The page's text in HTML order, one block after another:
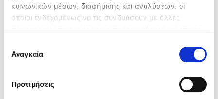
κοινωνικών μέσων, διαφήμισης και αναλύσεων, οι
οποίοι ενδεχομένως να τις συνδυάσουν με άλλες
των υπηρεσιών τους.
συγκατάθεσης
Αναγκαία
Προτιμήσεις